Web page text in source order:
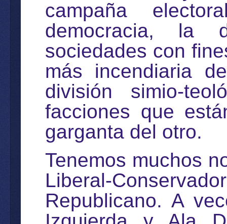
campaña
democracia, la
sociedades con
más incendiaria
división simio-
facciones que
garganta del otro.
Tenemos muchos
Liberal-
Republicano. A